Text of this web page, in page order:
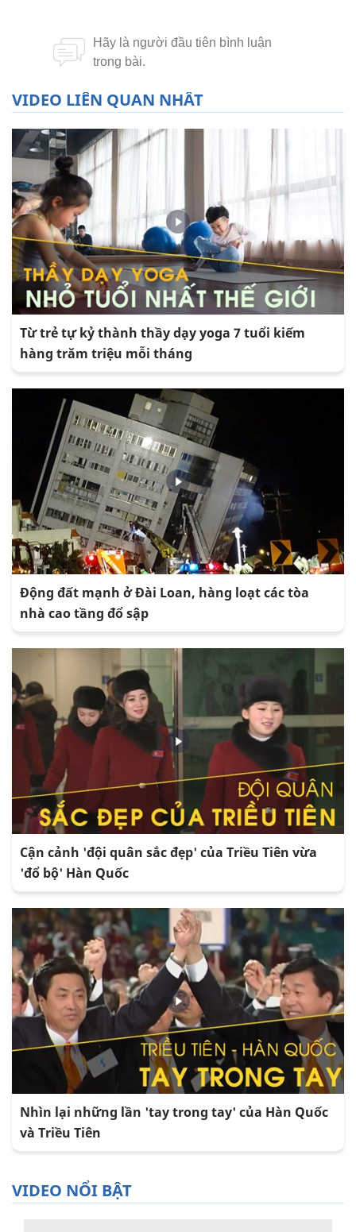
VIDEO LIÊN QUAN NHẤT
Từ trẻ tự kỷ thành thầy dạy yoga 7 tuổi kiếm
hàng trăm triệu mỗi tháng
Động đất mạnh ở Đài Loan, hàng loạt các tòa
nhà cao tầng đổ sập
Cận cảnh 'đội quân sắc đẹp' của Triều Tiên vừa
'đổ bộ' Hàn Quốc
Nhìn lại những lần 'tay trong tay' của Hàn Quốc
và Triều Tiên
VIDEO NỔI BẬT